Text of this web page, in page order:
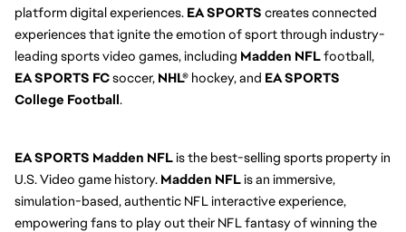
platform digital experiences. EA SPORTS creates connected
experiences that ignite the emotion of sport through industry-
leading sports video games, including Madden NFLfootball,
EA SPORTS FCsoccer, NHL® hockey, and EA SPORTS
College Football.
EA SPORTS Madden NFLis the best-selling sports property in
U.S. Video game history. Madden NFLis an immersive,
simulation-based, authentic NFL interactive experience,
empowering fans to play out their NFL fantasy of winning the